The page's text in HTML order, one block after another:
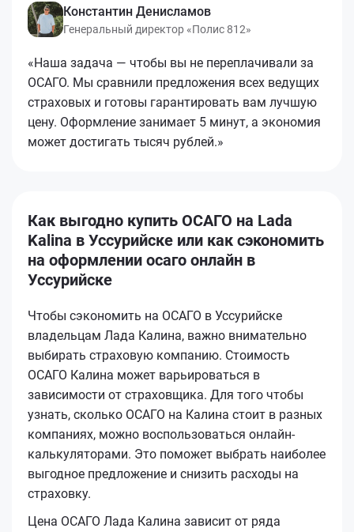
Константин Денисламов
Генеральный директор «Полис 812»
«Наша задача — чтобы вы не переплачивали за
ОСАГО. Мы сравнили предложения всех ведущих
страховых и готовы гарантировать вам лучшую
цену. Оформление занимает 5 минут, а экономия
может достигать тысяч рублей.»
Как выгодно купить ОСАГО на Lada
Kalina в Уссурийске или как сэкономить
на оформлении осаго онлайн в
Уссурийске
Чтобы сэкономить на ОСАГО в Уссурийске
владельцам Лада Калина, важно внимательно
выбирать страховую компанию. Стоимость
ОСАГО Калина может варьироваться в
зависимости от страховщика. Для того чтобы
узнать, сколько ОСАГО на Калина стоит в разных
компаниях, можно воспользоваться онлайн-
калькуляторами. Это поможет выбрать наиболее
выгодное предложение и снизить расходы на
страховку.
Цена ОСАГО Лада Калина зависит от ряда